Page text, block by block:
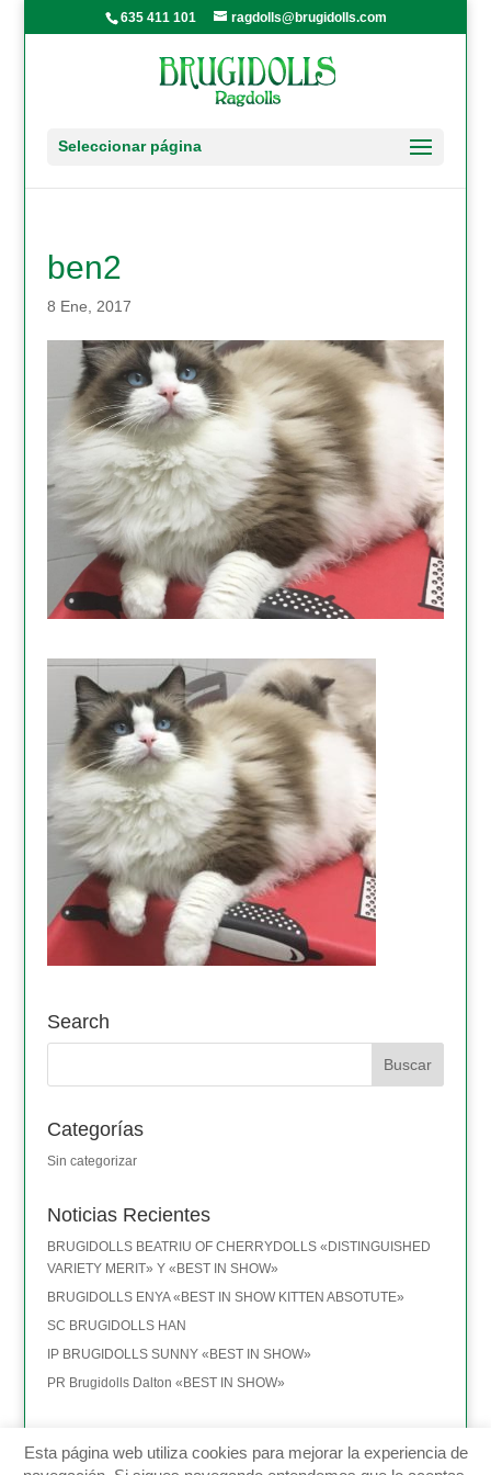
635 411 101 ragdolls@brugidolls.com
Seleccionar página
ben2
8 Ene, 2017
Search
Categorías
Sin categorizar
Noticias Recientes
BRUGIDOLLS BEATRIU OF CHERRYDOLLS «DISTINGUISHED
VARIETY MERIT» Y «BEST IN SHOW»
BRUGIDOLLS ENYA «BEST IN SHOW KITTEN ABSOTUTE»
SC BRUGIDOLLS HAN
IP BRUGIDOLLS SUNNY «BEST IN SHOW»
PR Brugidolls Dalton «BEST IN SHOW»
Esta página web utiliza cookies para mejorar la experiencia de